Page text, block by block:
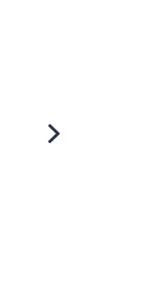
Scroll